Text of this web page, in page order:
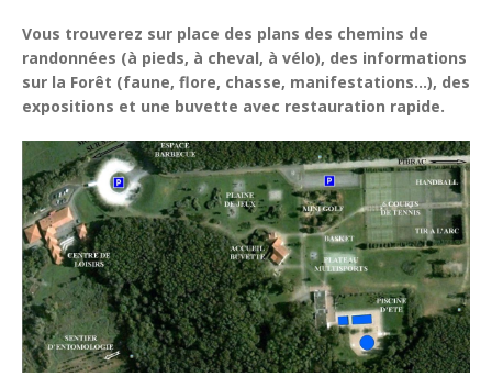
Vous trouverez sur place des plans des chemins de
randonnées (à pieds, à cheval, à vélo), des informations
sur la Forêt (faune, flore, chasse, manifestations…), des
expositions et une buvette avec restauration rapide.